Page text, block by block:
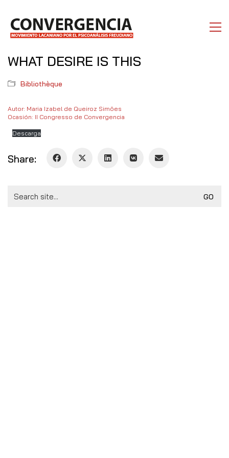
WHAT DESIRE IS THIS
Bibliothèque
Autor: Maria Izabel de Queiroz Simões
Ocasión: II Congresso de Convergencia
Descarga
Share:
for: